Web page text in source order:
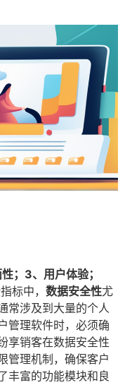
；3、用户体验；
标中， 数据安全性尤
常涉及到大量的个人
管理软件时，必须确
享销客在数据安全性
管理机制，确保客户
丰富的功能模块和良